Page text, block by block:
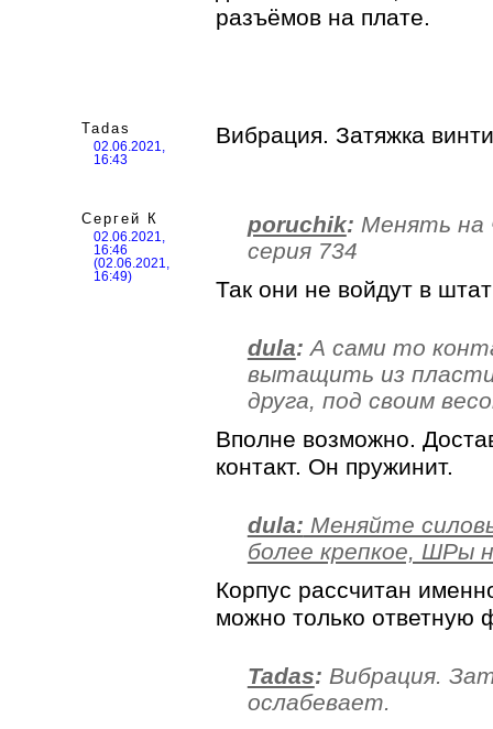
разъёмов на плате.
Tadas
02.06.2021,
16:43
Вибрация. Затяжка
Сергей К
02.06.2021,
16:46
(02.06.2021,
16:49)
poruchik: Менять на
серия 734
Так они не войдут в
dula: А сами то
вытащить из
друга, под своим
Вполне возможно.
контакт. Он пружинит.
dula: Меняйте
более крепкое, ШРы
Корпус рассчитан
можно только ответную
Tadas: Вибрация.
ослабевает.